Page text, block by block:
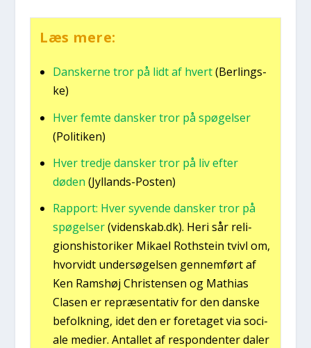
Læs mere:
Dan­sker­ne tror på lidt af hvert(Ber­ling­s­
ke)
Hver fem­te dan­sker tror på spø­gel­ser
(Poli­ti­ken)
Hver tred­je dan­sker tror på liv efter
døden (Jyl­lands-Posten)
Rap­port: Hver syven­de dan­sker tror på
spø­gel­ser(videnskab.dk). Heri sår reli­
gions­hi­sto­ri­ker Mika­el Rot­hste­in tvivl om,
hvor­vidt under­sø­gel­sen gen­nem­ført af
Ken Rams­høj Chri­sten­sen og Mat­hi­as
Cla­sen er repræ­sen­ta­tiv for den dan­ske
befolk­ning, idet den er fore­ta­get via soci­
a­le medi­er. Antal­let af respon­den­ter daler